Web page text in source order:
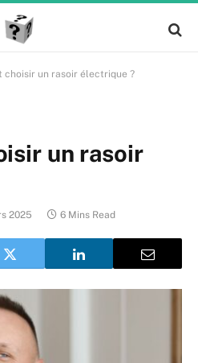
choisir un rasoir électrique ?
un rasoir
2025 6 Mins Read